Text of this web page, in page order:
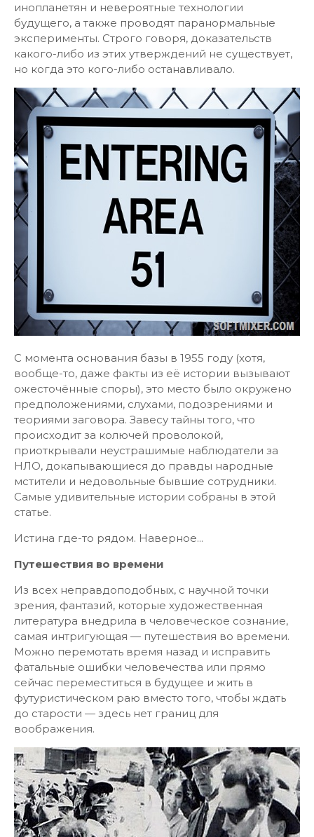
инопланетян и невероятные технологии
будущего, а также проводят паранормальные
эксперименты. Строго говоря, доказательств
какого-либо из этих утверждений не существует,
но когда это кого-либо останавливало.
С момента основания базы в 1955 году (хотя,
вообще-то, даже факты из её истории вызывают
ожесточённые споры), это место было окружено
предположениями, слухами, подозрениями и
теориями заговора. Завесу тайны того, что
происходит за колючей проволокой,
приоткрывали неустрашимые наблюдатели за
НЛО, докапывающиеся до правды народные
мстители и недовольные бывшие сотрудники.
Самые удивительные истории собраны в этой
статье.
Истина где-то рядом. Наверное...
Путешествия во времени
Из всех неправдоподобных, с научной точки
зрения, фантазий, которые художественная
литература внедрила в человеческое сознание,
самая интригующая — путешествия во времени.
Можно перемотать время назад и исправить
фатальные ошибки человечества или прямо
сейчас переместиться в будущее и жить в
футуристическом раю вместо того, чтобы ждать
до старости — здесь нет границ для
воображения.